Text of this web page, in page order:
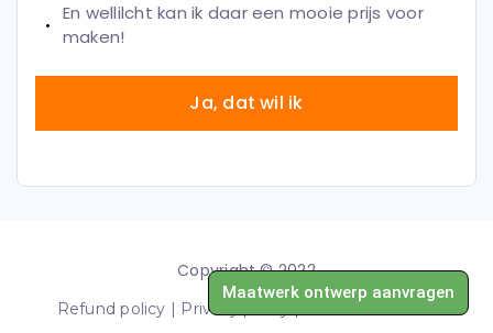
En wellilcht kan ik daar een mooie prijs voor
maken!
Ja, dat wil ik
Copyright © 2022
Refund policy | Privacy policy
Maatwerk ontwerp aanvragen